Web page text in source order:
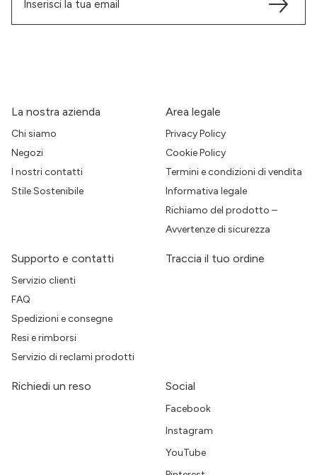
La nostra azienda
Chi siamo
Negozi
I nostri contatti
Stile Sostenibile
Area legale
Privacy Policy
Cookie Policy
Termini e condizioni di vendita
Informativa legale
Richiamo del prodotto –
Avvertenze di sicurezza
Supporto e contatti
Servizio clienti
FAQ
Spedizioni e consegne
Resi e rimborsi
Servizio di reclami prodotti
Traccia il tuo ordine
Richiedi un reso Social
Facebook
Instagram
YouTube